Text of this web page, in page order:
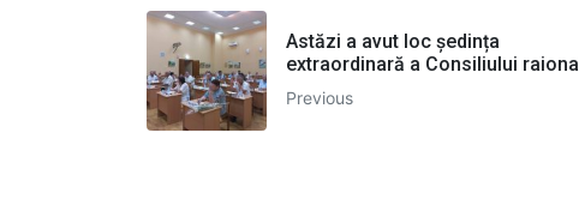
Astăzi a avut loc ședința
extraordinară a Consiliului raional
Previous